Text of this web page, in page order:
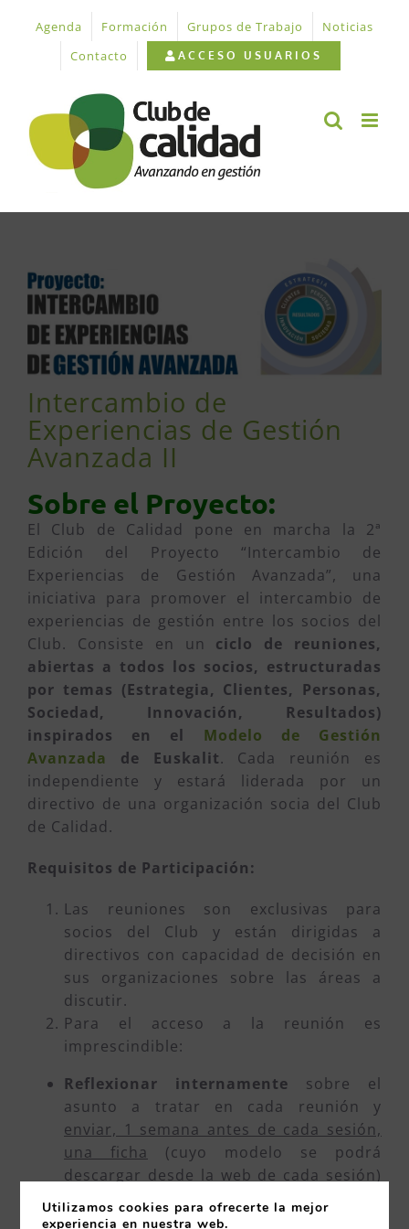
contenido
Agenda Formación Grupos de Trabajo
Noticias
Contacto
ACCESO USUARIOS
Ver
imagen
más
grande
Intercambio de
Experiencias de Gestión
Avanzada II
Sobre el Proyecto:
El Club de Calidad pone en marcha la 2ª
Edición del Proyecto “Intercambio de
Experiencias de Gestión Avanzada”, una
iniciativa para promover el intercambio de
experiencias de gestión entre los socios del
Club. Consiste en un ciclo de reuniones,
abiertas a todos los socios, estructuradas
por temas (Estrategia, Clientes, Personas,
Sociedad, Innovación, Resultados)
inspirados en el Modelo de Gestión
Avanzada de Euskalit. Cada reunión es
independiente y estará liderada por un
directivo de una organización socia del Club
de Calidad.
Requisitos de Participación:
Las reuniones son exclusivas para
socios del Club y están dirigidas a
directivos con capacidad de decisión en
sus organizaciones sobre las áreas a
discutir.
Para el acceso a la reunión es
imprescindible:
Reflexionar internamente sobre el
asunto a tratar en cada reunión y
enviar, 1 semana antes de cada sesión,
una ficha (cuyo modelo se podrá
descargar desde la web de cada sesión)
con la descripción de dos retos
pendientes de solucionar relacionados
Utilizamos cookies para ofrecerte la mejor
experiencia en nuestra web.